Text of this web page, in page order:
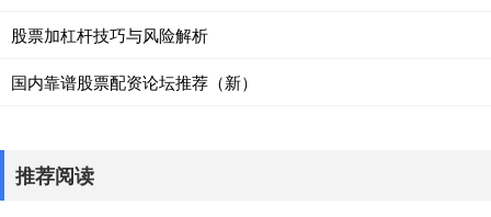
股票加杠杆技巧与风险解析
国内靠谱股票配资论坛推荐（新）
推荐阅读